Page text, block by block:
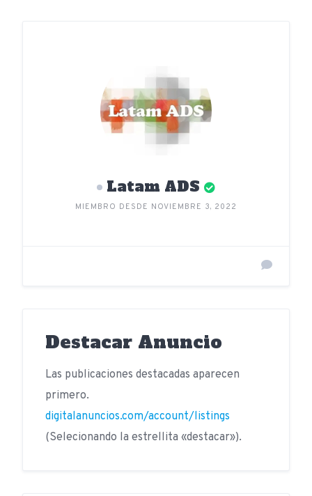
Latam ADS
MIEMBRO DESDE NOVIEMBRE 3, 2022
Destacar Anuncio
Las publicaciones destacadas aparecen
primero.
digitalanuncios.com/account/listings
(Selecionando la estrellita «destacar»).